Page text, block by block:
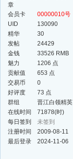
会员卡
00000010号
UID
130090
精华
30
发帖
24429
金钱
33526 RMB
魅力
1206 点
贡献值
653 点
交易币
0
好评度
73 点
群组
晋江白领精英
群
在线时间
71878(时)
每日签到
未签到
注册时间
2009-08-11
最后登录
2024-11-06